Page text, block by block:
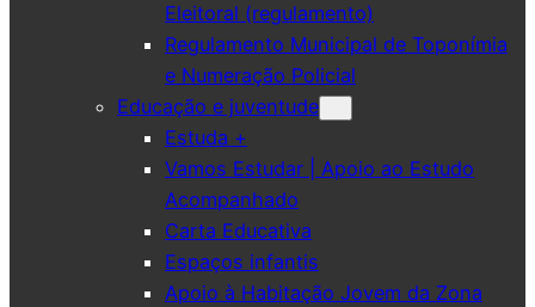
Eleitoral (regulamento)
Regulamento Municipal de Toponímia
e Numeração Policial
Educação e juventude
Estuda +
Vamos Estudar | Apoio ao Estudo
Acompanhado
Carta Educativa
Espaços infantis
Apoio à Habitação Jovem da Zona